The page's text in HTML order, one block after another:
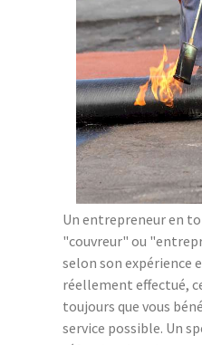
Un entrepreneur en
"couvreur" ou
selon son expérience
réellement effectué,
toujours que vous
service possible. Un